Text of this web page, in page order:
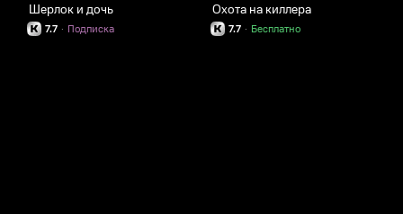
Шерлок и дочь
7.7 Подписка
·
Охота на киллера
7.7 Бесплатно
·